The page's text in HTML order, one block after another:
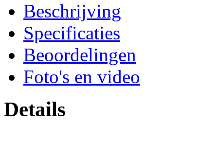
Beschrijving
Specificaties
Beoordelingen
Foto's en video
Details